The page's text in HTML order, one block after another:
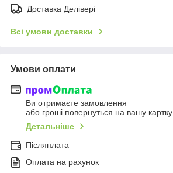
Доставка Делівері
Всі умови доставки
Умови оплати
Ви отримаєте замовлення
або гроші повернуться на вашу картку
Детальніше
Післяплата
Оплата на рахунок